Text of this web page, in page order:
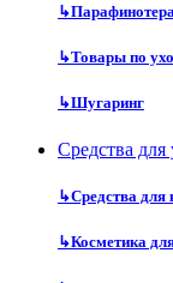
↳
↳Товары по
↳Шугаринг
Средства для
↳Средства для
↳Косметика